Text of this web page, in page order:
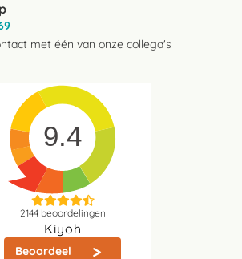
met één van onze collega's
9.4
2144beoordelingen
Kiyoh
Beoordeel